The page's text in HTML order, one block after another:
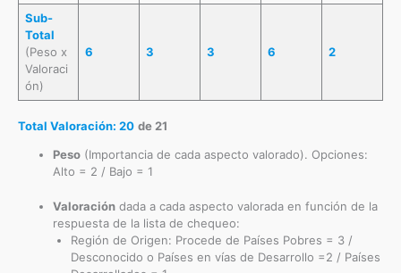
Sub-
Total
(Peso x
Valoraci
ón)
6 3 3 6 2
Total Valoración: 20 de 21
Peso (Importancia de cada aspecto valorado). Opciones:
Alto = 2 / Bajo = 1
Valoración dada a cada aspecto valorada en función de la
respuesta de la lista de chequeo:
Región de Origen: Procede de Países Pobres = 3 /
Desconocido o Países en vías de Desarrollo =2 / Países